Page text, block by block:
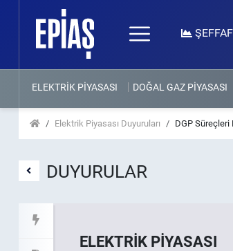
ELEKTRİK PİYASASI DOĞAL GAZ PİYASASI
Elektrik Piyasası Duyuruları DGP Süreçleri
DUYURULAR
ELEKTRİK PİYASASI